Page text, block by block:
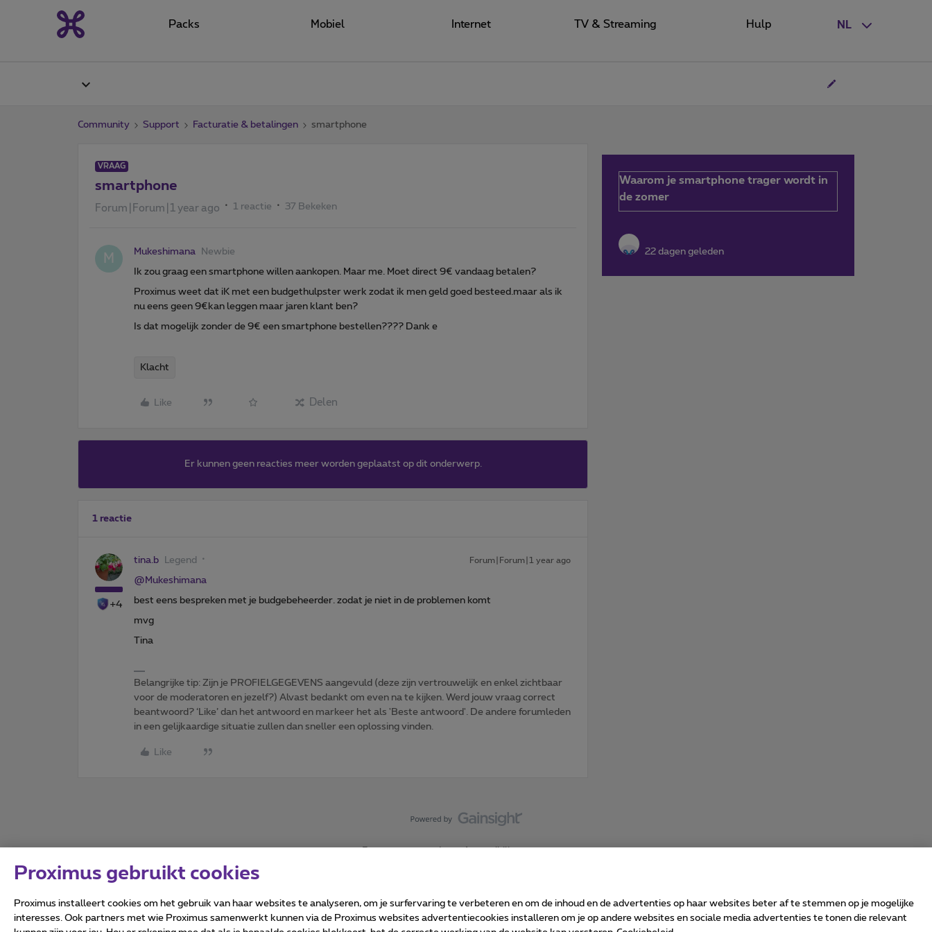
NL
Packs Mobiel Internet TV & Streaming Hulp
Community Support Facturatie & betalingen smartphone
VRAAG
smartphone
Forum|Forum|1 year ago 1 reactie 37 Bekeken
M Mukeshimana Newbie
Ik zou graag een smartphone willen aankopen. Maar me. Moet direct 9€ vandaag betalen?
Proximus weet dat iK met een budgethulpster werk zodat ik men geld goed besteed.maar als ik
nu eens geen 9€kan leggen maar jaren klant ben?
Is dat mogelijk zonder de 9€ een smartphone bestellen???? Dank e
Klacht
Like Delen
Er kunnen geen reacties meer worden geplaatst op dit onderwerp.
1 reactie
+4
tina.b Legend Forum|Forum|1 year ago
@Mukeshimana
best eens bespreken met je budgebeheerder. zodat je niet in de problemen komt
mvg
Tina
Belangrijke tip: Zijn je PROFIELGEGEVENS aangevuld (deze zijn vertrouwelijk en enkel zichtbaar
voor de moderatoren en jezelf?) Alvast bedankt om even na te kijken. Werd jouw vraag correct
beantwoord? ‘Like’ dan het antwoord en markeer het als 'Beste antwoord'. De andere forumleden
in een gelijkaardige situatie zullen dan sneller een oplossing vinden.
Like
Waarom je smartphone trager wordt in
de zomer
22 dagen geleden
Forumvoorwaarden Accessibility statement
Proximus gebruikt cookies
Proximus installeert cookies om het gebruik van haar websites te analyseren, om je surfervaring te verbeteren en om de inhoud en de advertenties op haar websites beter af te stemmen op je mogelijke
interesses. Ook partners met wie Proximus samenwerkt kunnen via de Proximus websites advertentiecookies installeren om je op andere websites en sociale media advertenties te tonen die relevant